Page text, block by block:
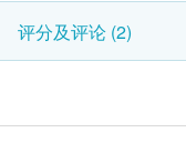
评分及评论 (2)